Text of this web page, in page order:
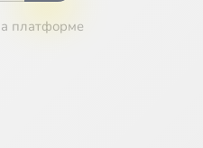
платформе